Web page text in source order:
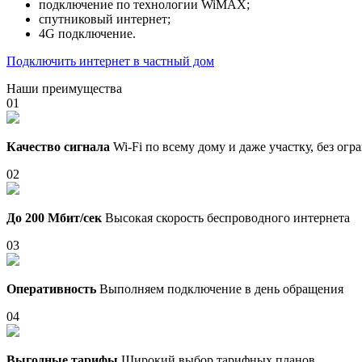
подключение по технологии WiMAX;
спутниковый интернет;
4G подключение.
Подключить интернет в частный дом
Наши преимущества
01
Качество сигнала Wi-Fi по всему дому и даже участку, без
02
До 200 Мбит/сек Высокая скорость беспроводного интернета
03
Оперативность Выполняем подключение в день обращения
04